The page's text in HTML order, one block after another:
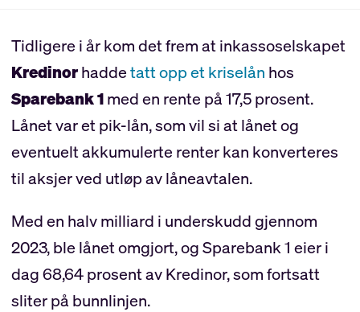
Tidligere i år kom det frem at inkassoselskapet
Kredinorhaddetatt opp et kriselån hos
Sparebank 1med en rente på 17,5 prosent.
Lånet var et pik-lån, som vil si at lånet og
eventuelt akkumulerte renter kan konverteres
til aksjer ved utløp av låneavtalen.
Med en halv milliard i underskudd gjennom
2023, ble lånet omgjort, og Sparebank 1 eier i
dag 68,64 prosent av Kredinor, som fortsatt
sliter på bunnlinjen.